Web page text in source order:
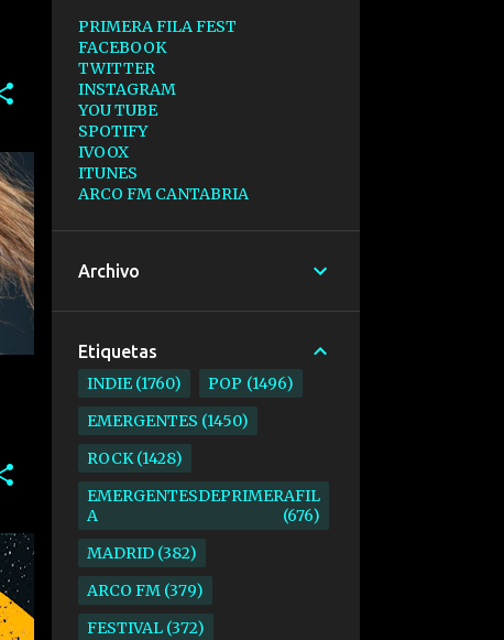
PRIMERA FILA FEST
FACEBOOK
TWITTER
INSTAGRAM
YOU TUBE
SPOTIFY
IVOOX
ITUNES
ARCO FM CANTABRIA
Archivo
Etiquetas
INDIE 1760 POP 1496
EMERGENTES 1450
ROCK 1428
EMERGENTESDEPRIMERAFIL
A
676
MADRID 382
ARCO FM 379
FESTIVAL 372